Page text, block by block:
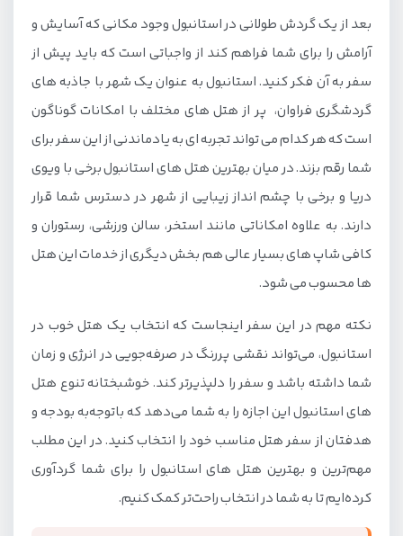
بعد از یک گردش طولانی در استانبول وجود مکانی که آسایش و
آرامش را برای شما فراهم کند از واجباتی است که باید پیش از
سفر به آن فکر کنید. استانبول به عنوان یک شهر با جاذبه های
گردشگری فراوان، پر از هتل های مختلف با امکانات گوناگون
است که هر کدام می تواند تجربه ای به یادماندنی از این سفر برای
شما رقم بزند. در میان بهترین هتل های استانبول برخی با ویوی
دریا و برخی با چشم انداز زیبایی از شهر در دسترس شما قرار
دارند. به علاوه امکاناتی مانند استخر، سالن ورزشی، رستوران و
کافی شاپ های بسیار عالی هم بخش دیگری از خدمات این هتل
ها محسوب می شود.
نکته مهم در این سفر اینجاست که انتخاب یک هتل خوب در
استانبول، می‌تواند نقشی پررنگ در صرفه‌جویی در انرژی و زمان
شما داشته باشد و سفر را دلپذیرتر کند. خوشبختانه تنوع هتل
های استانبول این اجازه را به شما می‌دهد که باتوجه‌به بودجه و
هدفتان از سفر هتل مناسب خود را انتخاب کنید. در این مطلب
مهم‌ترین و بهترین هتل های استانبول را برای شما گردآوری
کرده‌ایم تا به شما در انتخاب راحت‌تر کمک کنیم.